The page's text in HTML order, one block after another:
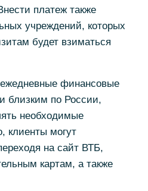
платеж также
учреждений, которых
будет взиматься
финансовые
близким по России,
необходимые
клиенты могут
на сайт ВТБ,
картам, а также